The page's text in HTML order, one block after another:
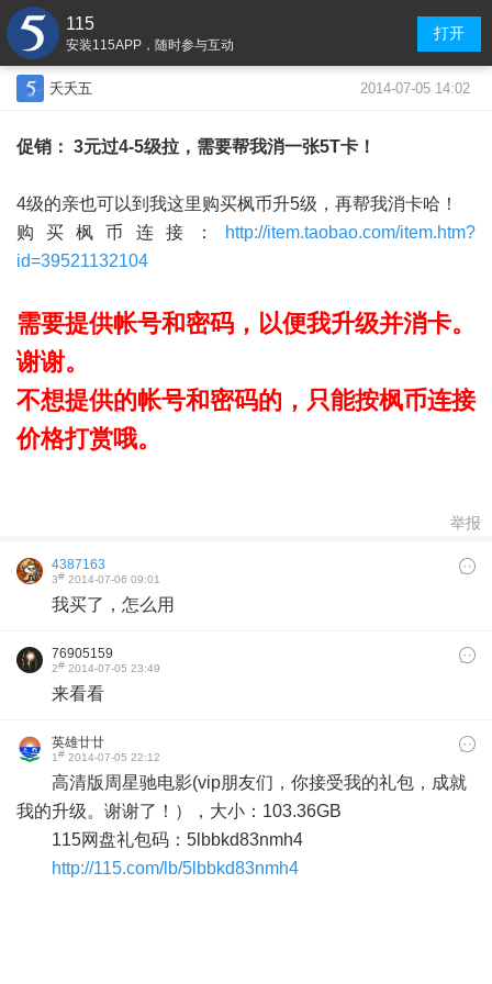
115
安装115APP，随时参与互动
打开
夭夭五 2014-07-05 14:02
促销： 3元过4-5级拉，需要帮我消一张5T卡 ！
4级的亲也可以到我这里购买枫币升5级，再帮我消卡哈！
购买枫币连接：
http://item.taobao.com/item.htm?
id=39521132104
需要提供帐号和密码，以便我升级并消卡。
谢谢。
不想提供的帐号和密码的，只能按枫币连接
价格打赏哦。
举报
4387163
3# 2014-07-06 09:01
我买了，怎么用
76905159
2# 2014-07-05 23:49
来看看
英雄廿廿
1# 2014-07-05 22:12
高清版周星驰电影(vip朋友们，你接受我的礼包，成就
我的升级。谢谢了！），大小：103.36GB
115网盘礼包码：5lbbkd83nmh4
http://115.com/lb/5lbbkd83nmh4